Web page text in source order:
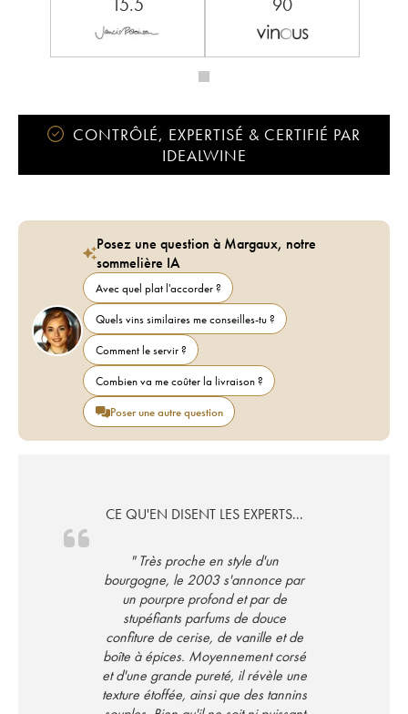
CONTRÔLÉ, EXPERTISÉ & CERTIFIÉ PAR
IDEALWINE
Posez une question à Margaux, notre
sommelière IA
Avec quel plat l'accorder ?
Quels vins similaires me conseilles-tu ?
Comment le servir ?
Combien va me coûter la livraison ?
Poser une autre question
CE QU'EN DISENT LES EXPERTS...
" Très proche en style d'un
bourgogne, le 2003 s'annonce par
un pourpre profond et par de
stupéfiants parfums de douce
confiture de cerise, de vanille et de
boîte à épices. Moyennement corsé
et d'une grande pureté, il révèle une
texture étoffée, ainsi que des tannins